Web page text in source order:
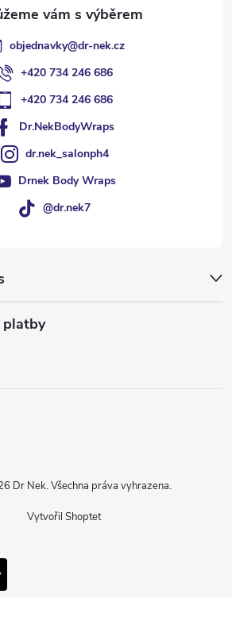
objednavky@dr-nek.cz
+420 734 246 686
+420 734 246 686
Dr.NekBodyWraps
dr.nek_salonph4
Drnek Body Wraps
@dr.nek7
platby
Vytvořil Shoptet
Dr Nek. Všechna práva vyhrazena.